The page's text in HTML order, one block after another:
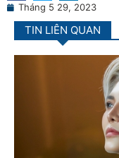
Tháng 5 29, 2023
TIN LIÊN QUAN